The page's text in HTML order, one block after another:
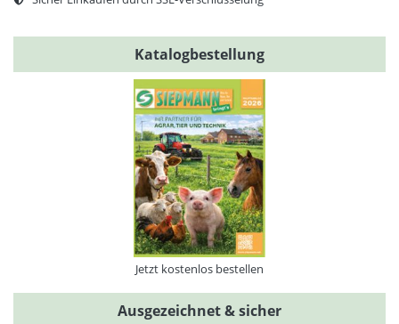
Katalogbestellung
Jetzt kostenlos bestellen
Ausgezeichnet & sicher